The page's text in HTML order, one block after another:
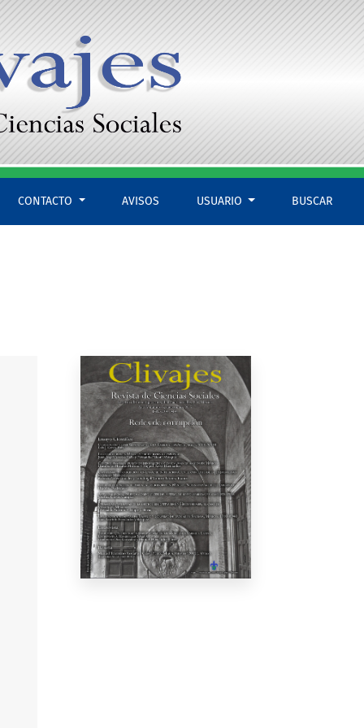
CONTACTO AVISOS USUARIO BUSCAR